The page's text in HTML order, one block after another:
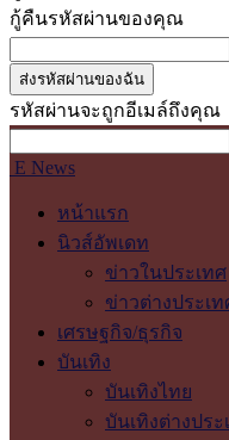
กู้คืนรหัสผ่านของคุณ
รหัสผ่านจะถูกอีเมล์ถึงคุณ
E News
หน้าแรก
นิวส์อัพเดท
ข่าวในประเทศ
ข่าวต่างประเท
เศรษฐกิจ/ธุรกิจ
บันเทิง
บันเทิงไทย
บันเทิงต่างประ